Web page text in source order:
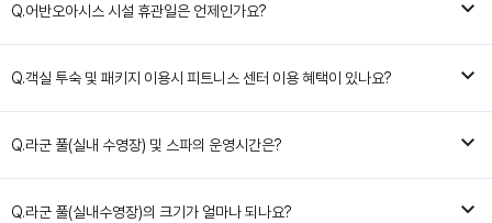
Q.어반오아시스 시설 휴관일은 언제인가요?
Q.객실 투숙 및 패키지 이용시 피트니스 센터 이용 혜택이 있나요?
Q.라군 풀(실내 수영장) 및 스파의 운영시간은?
Q.라군 풀(실내수영장)의 크기가 얼마나 되나요?